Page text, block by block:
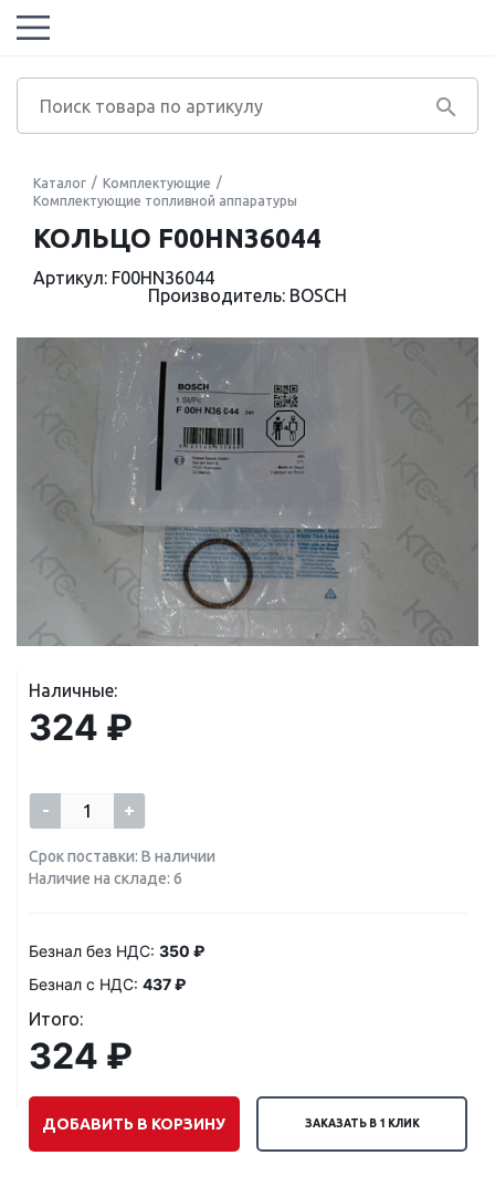
Каталог
Комплектующие
Комплектующие топливной аппаратуры
КОЛЬЦО F00HN36044
Артикул: F00HN36044
Производитель: BOSCH
Наличные:
324 ₽
- +
Срок поставки: В наличии
Наличие на складе: 6
Безнал без НДС: 350 ₽
Безнал с НДС: 437 ₽
Итого:
324 ₽
ДОБАВИТЬ В КОРЗИНУ ЗАКАЗАТЬ В 1 КЛИК